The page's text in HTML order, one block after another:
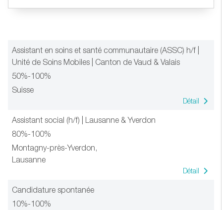
Assistant en soins et santé communautaire (ASSC) h/f |
Unité de Soins Mobiles | Canton de Vaud & Valais
50%-100%
Suisse
Détail
Assistant social (h/f) | Lausanne & Yverdon
80%-100%
Montagny-près-Yverdon,
Lausanne
Détail
Candidature spontanée
10%-100%